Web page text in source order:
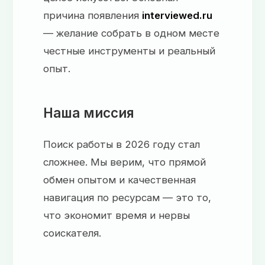
причина появления interviewed.ru
— желание собрать в одном месте
честные инструменты и реальный
опыт.
Наша миссия
Поиск работы в 2026 году стал
сложнее. Мы верим, что прямой
обмен опытом и качественная
навигация по ресурсам — это то,
что экономит время и нервы
соискателя.